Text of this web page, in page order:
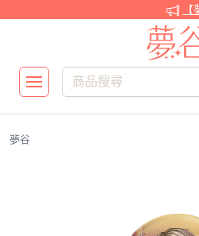
【夢
夢谷